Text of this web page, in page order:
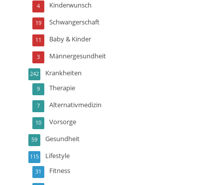
Kinderwunsch
4
Schwangerschaft
19
Baby & Kinder
11
Männergesundheit
3
Krankheiten
242
Therapie
9
Alternativmedizin
7
Vorsorge
10
Gesundheit
59
Lifestyle
115
Fitness
31